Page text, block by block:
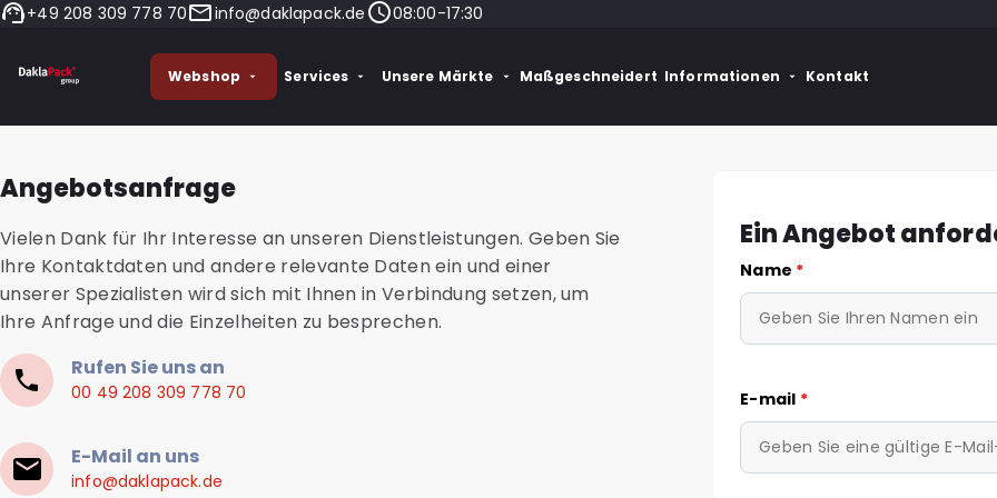
+49 208 309 778 70 info@daklapack.de 08:00-17:30
Webshop Services Unsere Märkte Maßgeschneidert Informationen Kontakt
Angebotsanfrage
Vielen Dank für Ihr Interesse an unseren Dienstleistungen. Geben Sie
Ihre Kontaktdaten und andere relevante Daten ein und einer
unserer Spezialisten wird sich mit Ihnen in Verbindung setzen, um
Ihre Anfrage und die Einzelheiten zu besprechen.
Rufen Sie uns an
00 49 208 309 778 70
E-Mail an uns
info@daklapack.de
Ein Angebot
Name *
E-mail *